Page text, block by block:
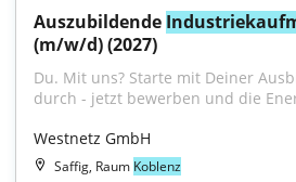
Auszubildende
(m/w/d) (2027)
Du. Mit uns? Starte mit Deiner
durch - jetzt bewerben und die
Westnetz GmbH
Saffig, Raum Koblenz